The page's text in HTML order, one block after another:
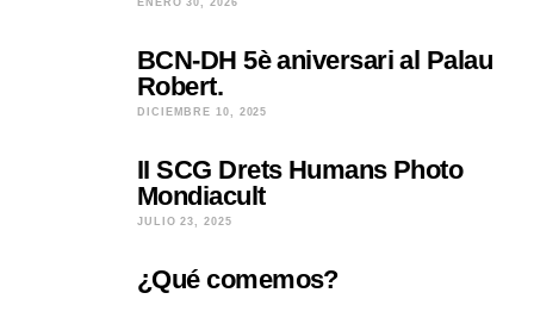
ENERO 30, 2026
BCN-DH 5è aniversari al Palau
Robert.
DICIEMBRE 10, 2025
II SCG Drets Humans Photo
Mondiacult
JULIO 23, 2025
¿Qué comemos?